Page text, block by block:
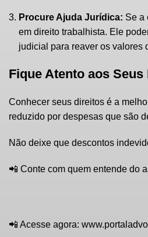
Procure Ajuda Jurídica: Se a
em direito trabalhista. Ele
judicial para reaver os valores
Fique Atento aos
Conhecer seus direitos é a
reduzido por despesas que são
Não deixe que descontos
📲 Conte com quem entende do
📲 Acesse agora: